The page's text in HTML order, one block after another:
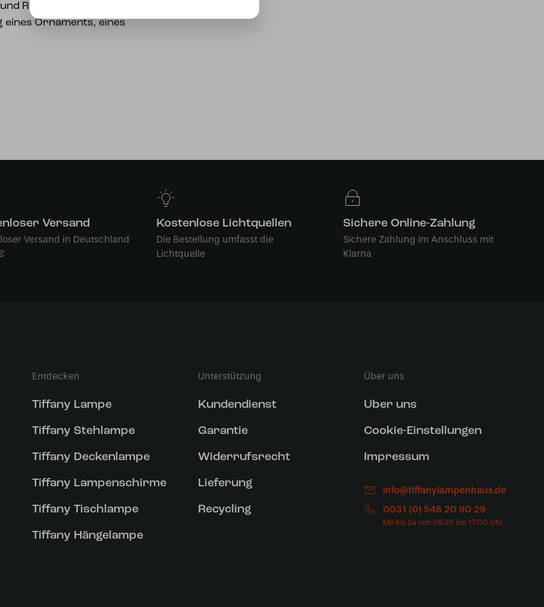
Richtung. Sehr gut
Ornaments, eines
Versand
Versand in Deutschland
Kostenlose Lichtquellen
Die Bestellung umfasst die
Lichtquelle
Sichere Online-Zahlung
Sichere Zahlung im Anschluss mit
Klarna
Entdecken
Tiffany Lampe
Tiffany Stehlampe
Tiffany Deckenlampe
Tiffany Lampenschirme
Tiffany Tischlampe
Tiffany Hängelampe
Unterstützung
Kundendienst
Garantie
Widerrufsrecht
Lieferung
Recycling
Über uns
Uber uns
Cookie-Einstellungen
Impressum
info@tiffanylampenhaus.de
0031 (0) 548 20 90 29